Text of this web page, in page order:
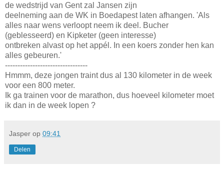
de wedstrijd van Gent zal Jansen zijn
deelneming aan de WK in Boedapest laten afhangen. 'Als
alles naar wens verloopt neem ik deel. Bucher
(geblesseerd) en Kipketer (geen interesse)
ontbreken alvast op het appél. In een koers zonder hen kan
alles gebeuren.'
---------------------------------
Hmmm, deze jongen traint dus al 130 kilometer in de week
voor een 800 meter.
Ik ga trainen voor de marathon, dus hoeveel kilometer moet
ik dan in de week lopen ?
Jasper op 09:41
Delen